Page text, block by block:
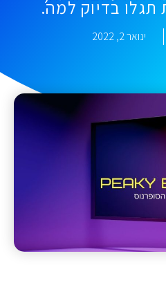
תגלו בדיוק למה.
ינואר 2, 2022